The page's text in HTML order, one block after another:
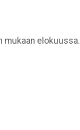
mukaan elokuussa.